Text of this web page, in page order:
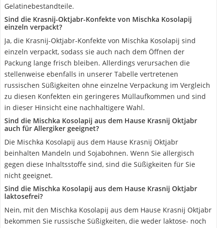
Gelatinebestandteile.
Sind die Krasnij-Oktjabr-Konfekte von Mischka Kosolapij
einzeln verpackt?
Ja, die Krasnij-Oktjabr-Konfekte von Mischka Kosolapij sind
einzeln verpackt, sodass sie auch nach dem Öffnen der
Packung lange frisch bleiben. Allerdings verursachen die
stellenweise ebenfalls in unserer Tabelle vertretenen
russischen Süßigkeiten ohne einzelne Verpackung im Vergleich
zu diesen Konfekten ein geringeres Müllaufkommen und sind
in dieser Hinsicht eine nachhaltigere Wahl.
Sind die Mischka Kosolapij aus dem Hause ‎Krasnij Oktjabr
auch für Allergiker geeignet?
Die Mischka Kosolapij aus dem Hause ‎Krasnij Oktjabr
beinhalten Mandeln und Sojabohnen. Wenn Sie allergisch
gegen diese Inhaltsstoffe sind, sind die Süßigkeiten für Sie
nicht geeignet.
Sind die Mischka Kosolapij aus dem Hause ‎Krasnij Oktjabr
laktosefrei?
‎Nein, mit den Mischka Kosolapij aus dem Hause ‎Krasnij Oktjabr
bekommen Sie russische Süßigkeiten, die weder laktose- noch